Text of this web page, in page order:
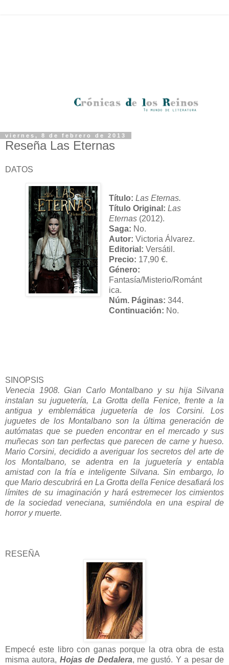
viernes, 8 de febrero de 2013
Reseña Las Eternas
DATOS
Título: Las Eternas.
Título Original: Las
Eternas(2012).
Saga: No.
Autor: Victoria Álvarez.
Editorial: Versátil.
Precio: 17,90 €.
Género:
Fantasía/Misterio/Románt
ica.
Núm. Páginas: 344.
Continuación: No.
SINOPSIS
Venecia 1908. Gian Carlo Montalbano y su hija Silvana
instalan su juguetería, La Grotta della Fenice, frente a la
antigua y emblemática juguetería de los Corsini. Los
juguetes de los Montalbano son la última generación de
autómatas que se pueden encontrar en el mercado y sus
muñecas son tan perfectas que parecen de carne y hueso.
Mario Corsini, decidido a averiguar los secretos del arte de
los Montalbano, se adentra en la juguetería y entabla
amistad con la fría e inteligente Silvana. Sin embargo, lo
que Mario descubrirá en La Grotta della Fenice desafiará los
límites de su imaginación y hará estremecer los cimientos
de la sociedad veneciana, sumiéndola en una espiral de
horror y muerte.
RESEÑA
Empecé este libro con ganas porque la otra obra de esta
misma autora, Hojas de Dedalera, me gustó. Y a pesar de